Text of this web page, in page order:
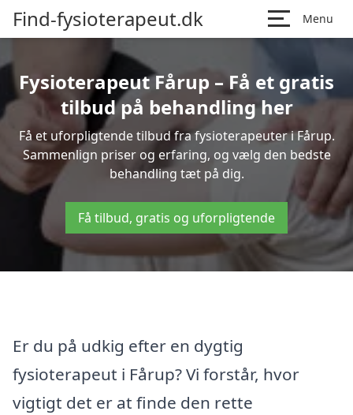
Find-fysioterapeut.dk Menu
Fysioterapeut Fårup – Få et gratis
tilbud på behandling her
Få et uforpligtende tilbud fra fysioterapeuter i Fårup.
Sammenlign priser og erfaring, og vælg den bedste
behandling tæt på dig.
Få tilbud, gratis og uforpligtende
Er du på udkig efter en dygtig
fysioterapeut i Fårup? Vi forstår, hvor
vigtigt det er at finde den rette